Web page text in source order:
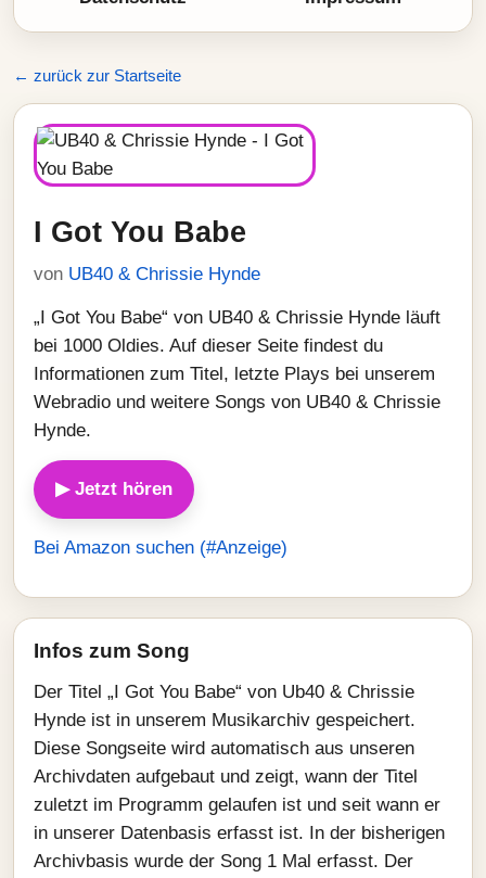
← zurück zur Startseite
I Got You Babe
von UB40 & Chrissie Hynde
„I Got You Babe“ von UB40 & Chrissie Hynde läuft
bei 1000 Oldies. Auf dieser Seite findest du
Informationen zum Titel, letzte Plays bei unserem
Webradio und weitere Songs von UB40 & Chrissie
Hynde.
▶ Jetzt hören
Bei Amazon suchen (#Anzeige)
Infos zum Song
Der Titel „I Got You Babe“ von Ub40 & Chrissie
Hynde ist in unserem Musikarchiv gespeichert.
Diese Songseite wird automatisch aus unseren
Archivdaten aufgebaut und zeigt, wann der Titel
zuletzt im Programm gelaufen ist und seit wann er
in unserer Datenbasis erfasst ist. In der bisherigen
Archivbasis wurde der Song 1 Mal erfasst. Der